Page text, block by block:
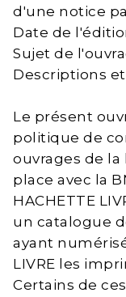
d'une notice
Date de
Sujet de
Descriptions
Le présent
politique de
ouvrages de
place avec la
HACHETTE
un catalogue
ayant
LIVRE les
Certains de